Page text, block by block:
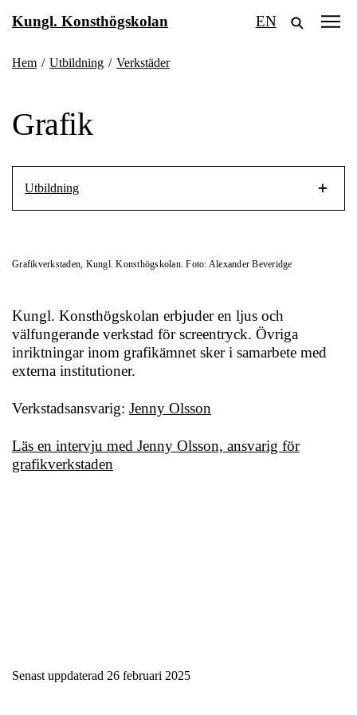
tillKungl. Konsthögskolan EN
Hem / Utbildning / Verkstäder
Grafik
Utbildning
Grafikverkstaden, Kungl. Konsthögskolan. Foto: Alexander Beveridge
Kungl. Konsthögskolan erbjuder en ljus och
välfungerande verkstad för screentryck. Övriga
inriktningar inom grafikämnet sker i samarbete med
externa institutioner.
Verkstadsansvarig: Jenny Olsson
Läs en intervju med Jenny Olsson, ansvarig för
grafikverkstaden
Senast uppdaterad 26 februari 2025